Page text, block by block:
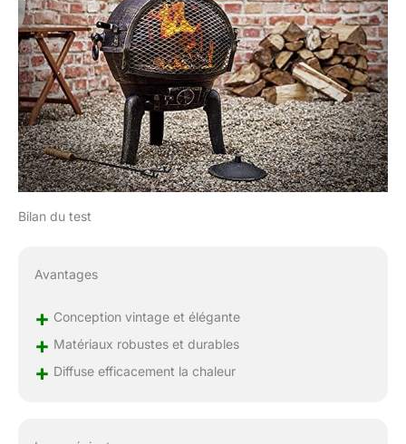
touche de magie à vos
soirées avec la chaleur
bienfaisante du feu !
Bilan du test
Avantages
+ Conception vintage et élégante
+ Matériaux robustes et durables
+ Diffuse efficacement la chaleur